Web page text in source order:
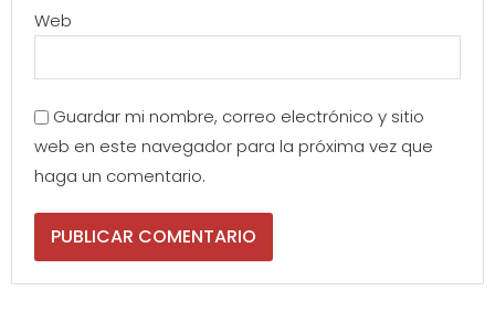
Web
Guardar mi nombre, correo electrónico y sitio
web en este navegador para la próxima vez que
haga un comentario.